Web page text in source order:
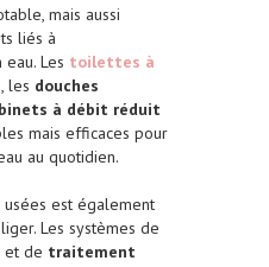
mais aussi
liés à
Les toilettes à
, les douches
à débit réduit
mais efficaces pour
au quotidien.
est également
Les systèmes de
et de traitement